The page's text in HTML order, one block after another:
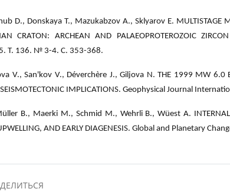
D., Donskaya T., Mazukabzov A., Sklyarov E. MULTISTAGE
CRATON: ARCHEAN AND PALAEOPROTEROZOIC
Т. 136. № 3-4. С. 353-368.
V., San'kov V., Déverchère J., Giljova N. THE 1999 MW 6.0
SEISMOTECTONIC IMPLICATIONS. Geophysical Journal
B., Maerki M., Schmid M., Wehrli B., Wüest A. INTERNAL
AND EARLY DIAGENESIS. Global and Planetary